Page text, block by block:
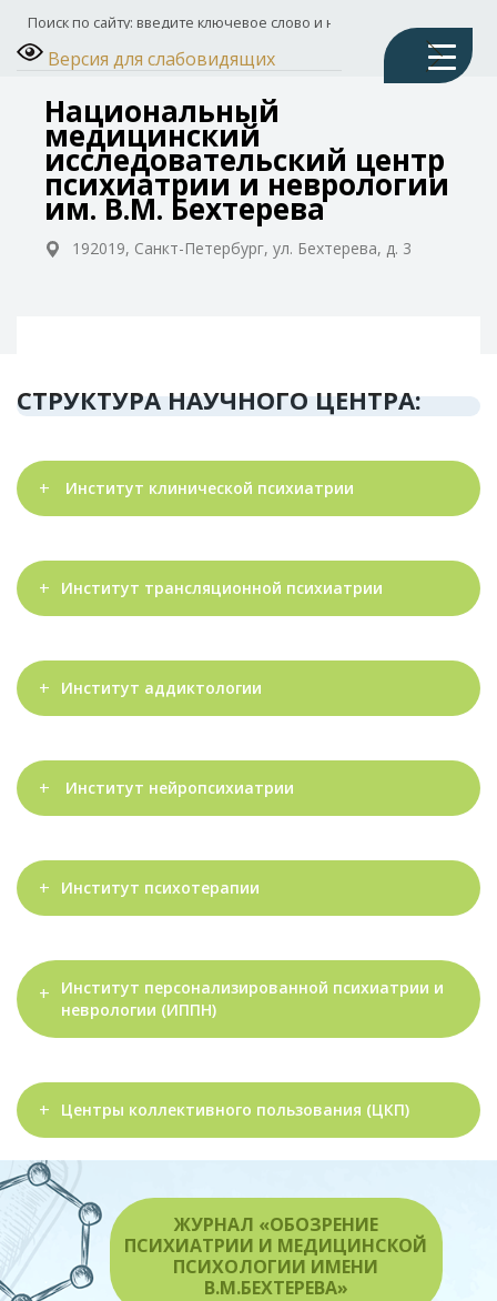
Версия для слабовидящих
Национальный
медицинский
исследовательский центр
психиатрии и неврологии
им. В.М. Бехтерева
192019, Санкт-Петербург, ул. Бехтерева, д. 3
СТРУКТУРА НАУЧНОГО ЦЕНТРА:
Институт клинической психиатрии
Институт трансляционной психиатрии
Институт аддиктологии
Институт нейропсихиатрии
Институт психотерапии
Институт персонализированной психиатрии и
неврологии (ИППН)
Центры коллективного пользования (ЦКП)
ЖУРНАЛ «ОБОЗРЕНИЕ
ПСИХИАТРИИ И МЕДИЦИНСКОЙ
ПСИХОЛОГИИ ИМЕНИ
В.М.БЕХТЕРЕВА»